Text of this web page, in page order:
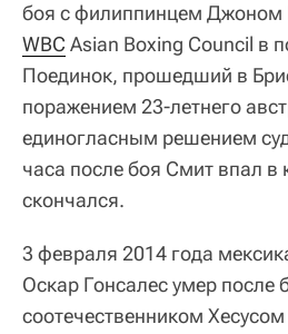
боя с филиппинцем Джоном
WBC Asian Boxing Council в
Поединок, прошедший в
поражением 23-летнего
единогласным решением
часа после боя Смит впал в
скончался.
3 февраля 2014 года
Оскар Гонсалес умер после
соотечественником